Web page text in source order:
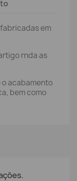
em
rnda as
acabamento
bem como